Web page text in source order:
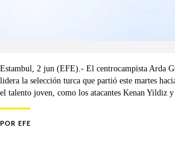
Estambul, 2 jun (EFE).- El centrocampista Arda
lidera la selección turca que partió este martes
el talento joven, como los atacantes Kenan Yildiz y
POR EFE